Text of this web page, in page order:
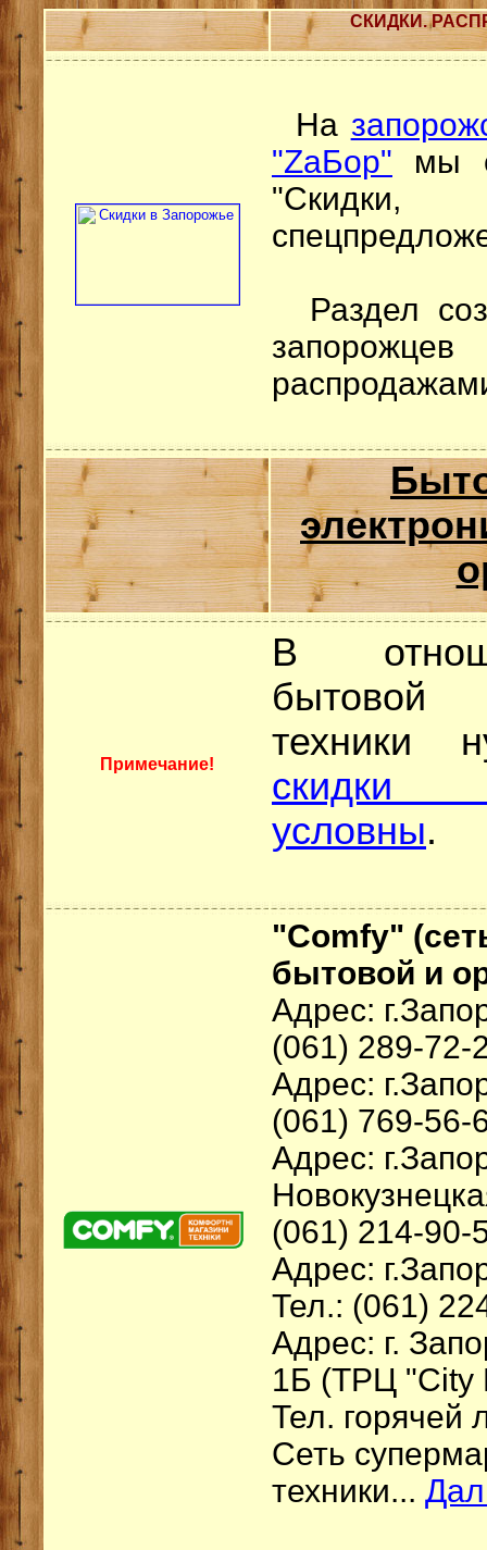
СКИДКИ.
На
"ZаБор" мы
Раздел
Примечание!
В
бытовой
техники
скидки
условны.
"Comfy"
бытовой и
Адрес:
(061) 289-72-
Адрес:
(061) 769-56-
Адрес:
(061) 214-90-
Адрес:
Тел.: (061)
Адрес: г.
1Б (ТРЦ "City
Тел. горячей
Сеть
техники...